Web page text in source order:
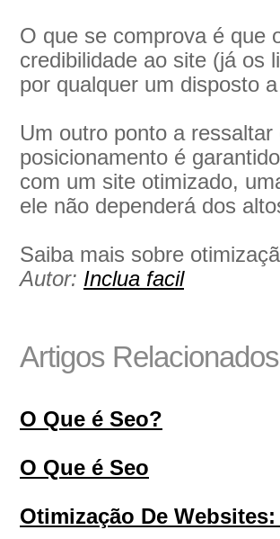
O que se comprova é que
credibilidade ao site (já os
por qualquer um disposto
Um outro ponto a
posicionamento é
com um site otimizado,
ele não dependerá dos
Saiba mais sobre
Autor: Inclua facil
Artigos Relacionados
O Que é Seo?
O Que é Seo
Otimização De